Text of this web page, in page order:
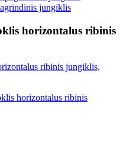
jungiklis
horizontalus ribinis